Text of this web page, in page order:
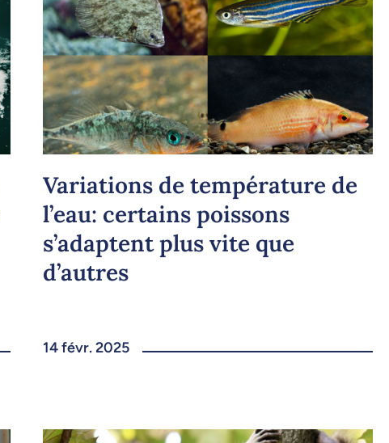
Variations de température de
l’eau: certains poissons
s’adaptent plus vite que
d’autres
14 févr. 2025